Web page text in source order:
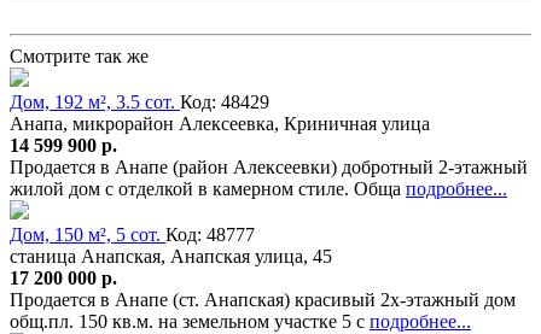
Смотрите так же
Дом, 192 м², 3.5 сот. Код: 48429
Анапа, микрорайон Алексеевка, Криничная улица
14 599 900 р.
Продается в Анапе (район Алексеевки) добротный 2-этажный
жилой дом с отделкой в камерном стиле. Обща подробнее...
Дом, 150 м², 5 сот. Код: 48777
станица Анапская, Анапская улица, 45
17 200 000 р.
Продается в Анапе (ст. Анапская) красивый 2х-этажный дом
общ.пл. 150 кв.м. на земельном участке 5 с подробнее...